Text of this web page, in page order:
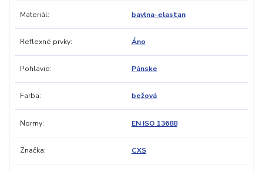
Materiál bavlna-elastan
Reflexné prvky Áno
Pohlavie Pánske
Farba bežová
Normy EN ISO 13688
Značka CXS